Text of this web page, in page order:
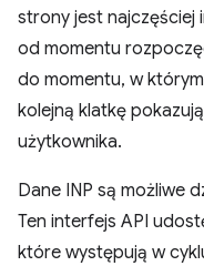
strony jest najczęściej
od momentu
do momentu, w
kolejną klatkę
użytkownika.
Dane INP są możliwe
Ten interfejs API
które występują w